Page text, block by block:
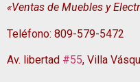
«Ventas de Muebles y
Teléfono: 809-579-5472
Av. libertad #55, Villa